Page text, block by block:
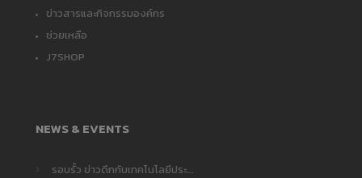
ข่าวสารและกิจกรรมองค์กร
ช่วยเหลือ
J7SHOP
NEWS & EVENTS
รอบรั้ว ข่าวดึกกับเทคโนโลยีประ...